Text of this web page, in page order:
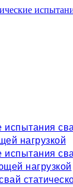
испытания
нагрузкой
испытания
нагрузкой